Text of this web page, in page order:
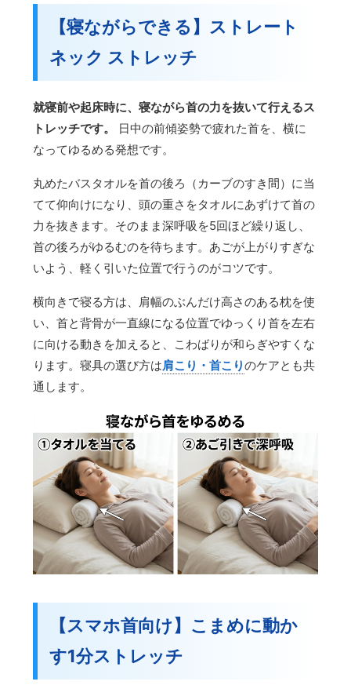
【寝ながらできる】ストレート
ネック ストレッチ
就寝前や起床時に、寝ながら首の力を抜いて行えるス
トレッチです。
日中の前傾姿勢で疲れた首を、横に
なってゆるめる発想です。
丸めたバスタオルを首の後ろ（カーブのすき間）に当
てて仰向けになり、頭の重さをタオルにあずけて首の
力を抜きます。そのまま深呼吸を5回ほど繰り返し、
首の後ろがゆるむのを待ちます。あごが上がりすぎな
いよう、軽く引いた位置で行うのがコツです。
横向きで寝る方は、肩幅のぶんだけ高さのある枕を使
い、首と背骨が一直線になる位置でゆっくり首を左右
に向ける動きを加えると、こわばりが和らぎやすくな
ります。寝具の選び方は肩こり・首こりのケアとも共
通します。
【スマホ首向け】こまめに動か
す1分ストレッチ